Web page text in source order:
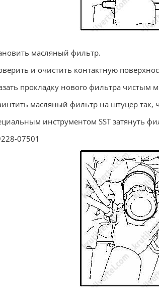
масляный фильтр.
и очистить контактную
прокладку нового фильтра чистым
масляный фильтр на штуцер так,
инструментом SST затянуть
07501